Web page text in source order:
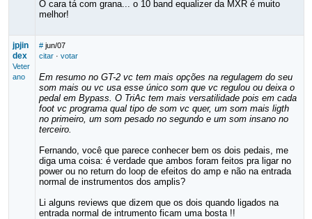
O cara tá com grana... o 10 band equalizer da MXR é muito
melhor!
jpjin
dex
Veter
ano
# jun/07
citar· votar
Em resumo no GT-2 vc tem mais opções na regulagem do seu
som mais ou vc usa esse único som que vc regulou ou deixa o
pedal em Bypass. O TriAc tem mais versatilidade pois em cada
foot vc programa qual tipo de som vc quer, um som mais ligth
no primeiro, um som pesado no segundo e um som insano no
terceiro.
Fernando, você que parece conhecer bem os dois pedais, me
diga uma coisa: é verdade que ambos foram feitos pra ligar no
power ou no return do loop de efeitos do amp e não na entrada
normal de instrumentos dos amplis?
Li alguns reviews que dizem que os dois quando ligados na
entrada normal de intrumento ficam uma bosta !!